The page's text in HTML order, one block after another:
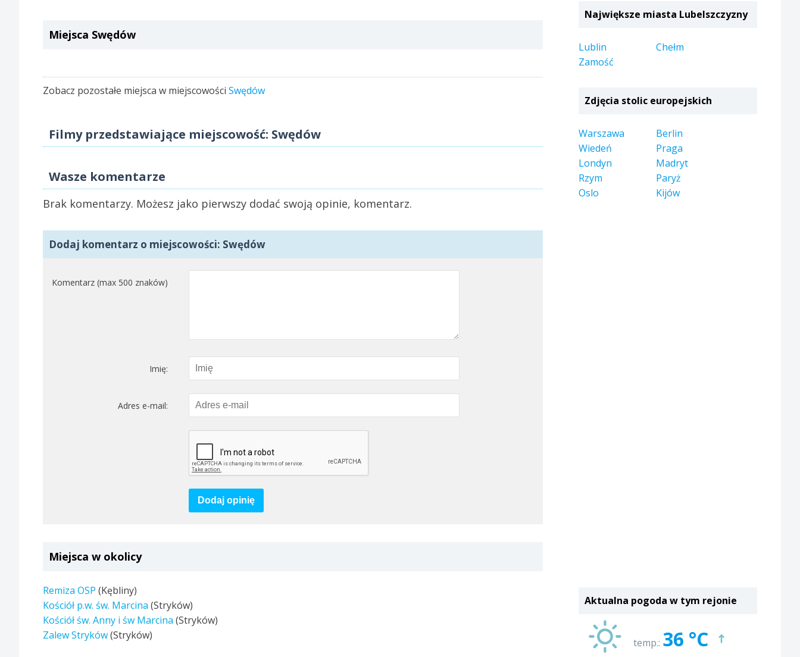
Miejsca Swędów
Zobacz pozostałe miejsca w miejscowości Swędów
Filmy przedstawiające miejscowość: Swędów
Wasze komentarze
Brak komentarzy. Możesz jako pierwszy dodać swoją opinie, komentarz.
Dodaj komentarz o miejscowości: Swędów
Komentarz (max 500 znaków)
Imię:
Adres e-mail:
Dodaj opinię
Miejsca w okolicy
Remiza OSP (Kębliny)
Kościół p.w. św. Marcina (Stryków)
Kościół św. Anny i św Marcina (Stryków)
Zalew Stryków(Stryków)
Największe miasta Lubelszczyzny
Lublin
Chełm
Zamość
Zdjęcia stolic europejskich
Warszawa
Berlin
Wiedeń
Praga
Londyn
Madryt
Rzym
Paryż
Oslo
Kijów
Aktualna pogoda w tym rejonie
temp.: 36 °C